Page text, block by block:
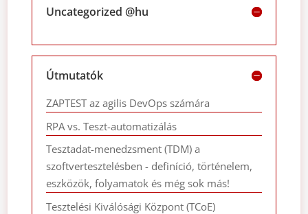
Uncategorized @hu
Útmutatók
ZAPTEST az agilis DevOps számára
RPA vs. Teszt-automatizálás
Tesztadat-menedzsment (TDM) a
szoftvertesztelésben - definíció, történelem,
eszközök, folyamatok és még sok más!
Tesztelési Kiválósági Központ (TCoE)